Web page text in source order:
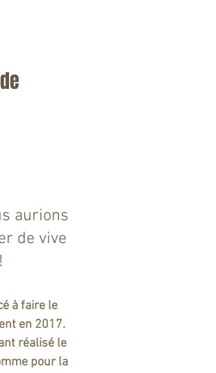
aurions
de vive
à faire le
en 2017.
réalisé le
pour la